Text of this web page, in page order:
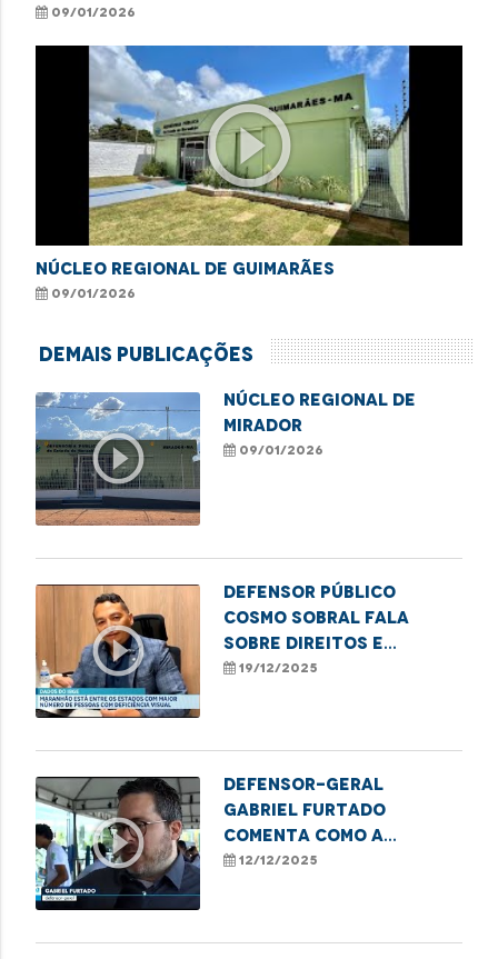
09/01/2026
play_circle_outline
NÚCLEO REGIONAL DE GUIMARÃES
09/01/2026
Demais Publicações
play_circle_outline
NÚCLEO REGIONAL DE
MIRADOR
09/01/2026
play_circle_outline
Defensor Público
Cosmo Sobral fala
sobre direitos e
desafios das pessoas
19/12/2025
play_circle_outline
Defensor-geral
Gabriel Furtado
comenta como a
Defensoria Pública
tecnologia.
12/12/2025